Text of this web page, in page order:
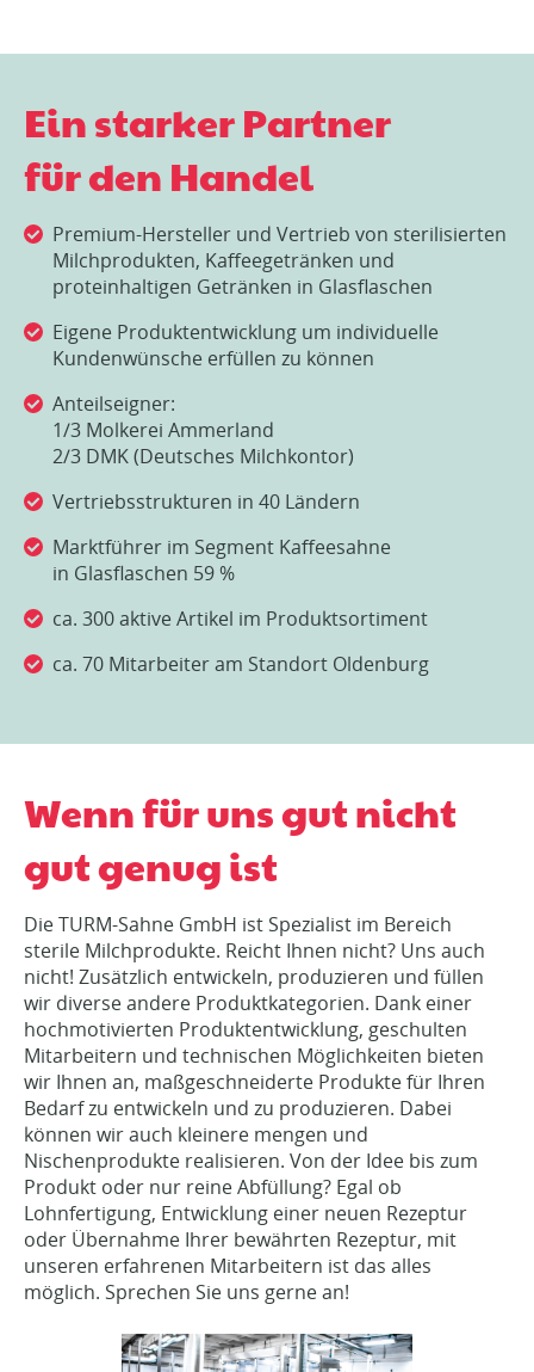
Ein starker Partner
für den Handel
Premium-Hersteller und Vertrieb von sterilisierten
Milchprodukten, Kaffeegetränken und
proteinhaltigen Getränken in Glasflaschen
Eigene Produktentwicklung um individuelle
Kundenwünsche erfüllen zu können
Anteilseigner:
1/3 Molkerei Ammerland
2/3 DMK (Deutsches Milchkontor)
Vertriebsstrukturen in 40 Ländern
Marktführer im Segment Kaffeesahne
in Glasflaschen 59 %
ca. 300 aktive Artikel im Produktsortiment
ca. 70 Mitarbeiter am Standort Oldenburg
Wenn für uns gut nicht
gut genug ist
Die TURM-Sahne GmbH ist Spezialist im Bereich
sterile Milchprodukte. Reicht Ihnen nicht? Uns auch
nicht! Zusätzlich entwickeln, produzieren und füllen
wir diverse andere Produktkategorien. Dank einer
hochmotivierten Produktentwicklung, geschulten
Mitarbeitern und technischen Möglichkeiten bieten
wir Ihnen an, maßgeschneiderte Produkte für Ihren
Bedarf zu entwickeln und zu produzieren. Dabei
können wir auch kleinere mengen und
Nischenprodukte realisieren. Von der Idee bis zum
Produkt oder nur reine Abfüllung? Egal ob
Lohnfertigung, Entwicklung einer neuen Rezeptur
oder Übernahme Ihrer bewährten Rezeptur, mit
unseren erfahrenen Mitarbeitern ist das alles
möglich. Sprechen Sie uns gerne an!